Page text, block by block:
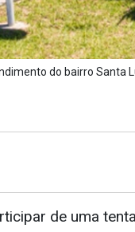
do bairro Santa
de uma